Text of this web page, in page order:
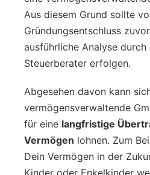
Aus diesem Grund sollte
Gründungsentschluss
ausführliche Analyse
Steuerberater erfolgen.
Abgesehen davon kann
vermögensverwaltende
für eine langfristige
Vermögen lohnen. Zum
Dein Vermögen in der
Kinder oder Enkelkinder